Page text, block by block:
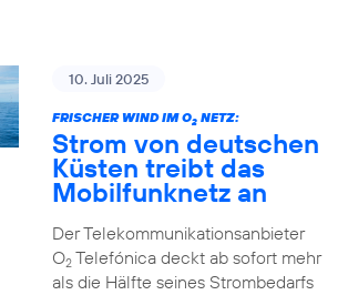
10. Juli 2025
FRISCHER WIND IM O2NETZ:
Strom von deutschen
Küsten treibt das
Mobilfunknetz an
Der Telekommunikationsanbieter
O2Telefónica deckt ab sofort mehr
als die Hälfte seines Strombedarfs